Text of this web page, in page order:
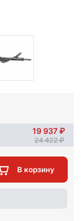
19 937
24 422
В корзину